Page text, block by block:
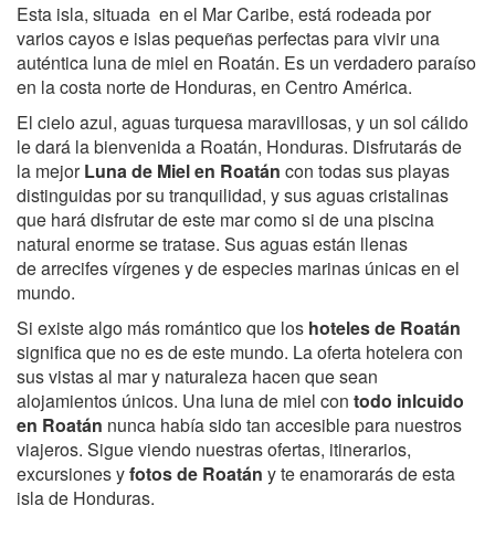
Esta isla, situada en el Mar Caribe, está rodeada por
varios cayos e islas pequeñas perfectas para vivir una
auténtica luna de miel en Roatán. Es un verdadero paraíso
en la costa norte de Honduras, en Centro América.
El cielo azul, aguas turquesa maravillosas, y un sol cálido
le dará la bienvenida a Roatán, Honduras. Disfrutarás de
la mejorLuna de Miel en Roatán con todas sus playas
distinguidas por su tranquilidad, y sus aguas cristalinas
que hará disfrutar de este mar como si de una piscina
natural enorme se tratase. Sus aguas están llenas
de arrecifes vírgenes y de especies marinas únicas en el
mundo.
Si existe algo más romántico que los hoteles de Roatán
significa que no es de este mundo. La oferta hotelera con
sus vistas al mar y naturaleza hacen que sean
alojamientos únicos. Una luna de miel con todo inlcuido
en Roatán nunca había sido tan accesible para nuestros
viajeros. Sigue viendo nuestras ofertas, itinerarios,
excursiones yfotos de Roatán y te enamorarás de esta
isla de Honduras.